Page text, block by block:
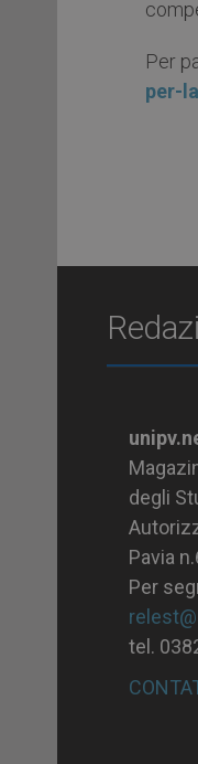
Per
per-
degli
Pavia
Per
tel.